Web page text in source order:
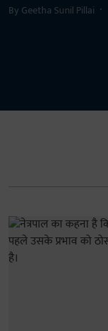
By Geetha Sunil Pillai